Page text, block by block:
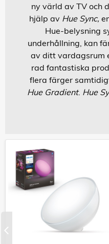
ny värld av TV och
hjälp av Hue Sync,
Hue-belysning
underhållning, kan
av ditt vardagsrum
rad fantastiska
flera färger
Hue Gradient. Hue